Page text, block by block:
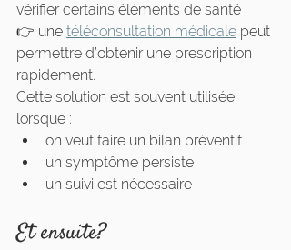
vérifier certains éléments de santé :
👉 une téléconsultation médicale peut
permettre d’obtenir une prescription
rapidement.
Cette solution est souvent utilisée
lorsque :
on veut faire un bilan préventif
un symptôme persiste
un suivi est nécessaire
Et ensuite?